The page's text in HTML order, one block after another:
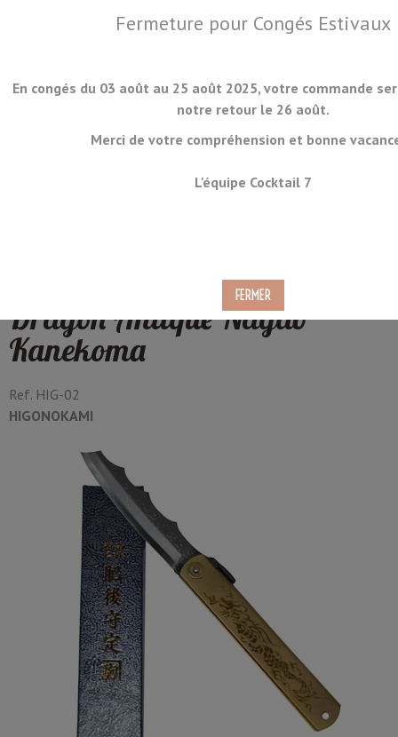
MENU
Fermeture pour Congés Estivaux
En congés du 03 août au 25 août 2025, votre commande
notre retour le 26 août.
Merci de votre compréhension et bonne
L'équipe Cocktail 7
Japonais Higonokami Ryubu
Dragon Antique Nagao
Kanekoma
Ref. HIG-02
HIGONOKAMI